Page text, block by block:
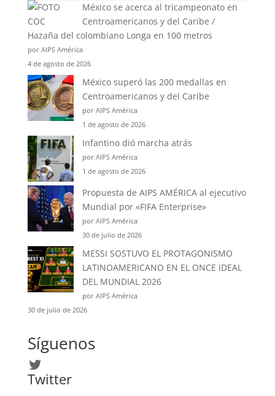
México se acerca al tricampeonato en
Centroamericanos y del Caribe /
Hazaña del colombiano Longa en 100 metros
por AIPS América
4 de agosto de 2026
México superó las 200 medallas en
Centroamericanos y del Caribe
por AIPS América
1 de agosto de 2026
Infantino dió marcha atrás
por AIPS América
1 de agosto de 2026
Propuesta de AIPS AMÉRICA al ejecutivo
Mundial por «FIFA Enterprise»
por AIPS América
30 de julio de 2026
MESSI SOSTUVO EL PROTAGONISMO
LATINOAMERICANO EN EL ONCE IDEAL
DEL MUNDIAL 2026
por AIPS América
30 de julio de 2026
Síguenos
Twitter
Twitter